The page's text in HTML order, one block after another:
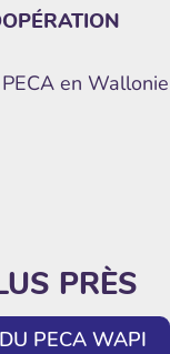
en Wallonie
PRÈS
PECA WAPI